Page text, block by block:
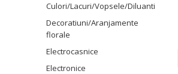
Culori/Lacuri/Vopsele/Diluanti
Decoratiuni/Aranjamente
florale
Electrocasnice
Electronice